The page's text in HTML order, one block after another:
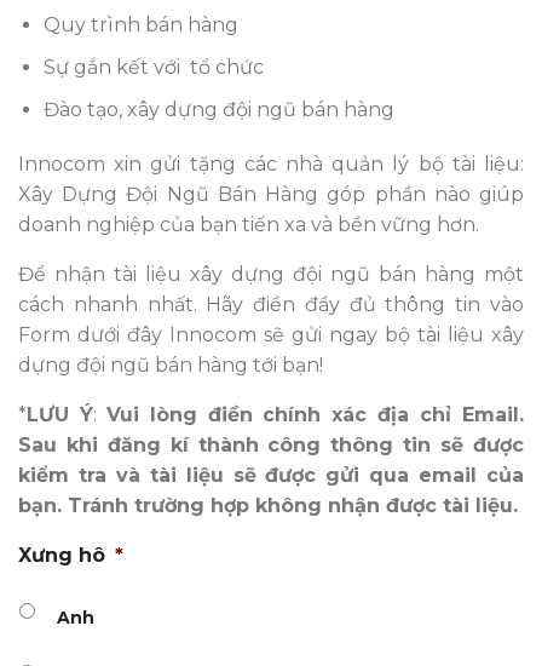
Quy trình bán hàng
Sự gắn kết với tổ chức
Đào tạo, xây dựng đội ngũ bán hàng
Innocom xin gửi tặng các nhà quản lý bộ tài liệu:
Xây Dựng Đội Ngũ Bán Hàng góp phần nào giúp
doanh nghiệp của bạn tiến xa và bền vững hơn.
Để nhận tài liệu xây dựng đội ngũ bán hàng một
cách nhanh nhất. Hãy điền đầy đủ thông tin vào
Form dưới đây Innocom sẽ gửi ngay bộ tài liệu xây
dựng đội ngũ bán hàng tới bạn!
* LƯU Ý: Vui lòng điền chính xác địa chỉ Email.
Sau khi đăng kí thành công thông tin sẽ được
kiểm tra và tài liệu sẽ được gửi qua email của
bạn. Tránh trường hợp không nhận được tài liệu.
Xưng hô *
Anh